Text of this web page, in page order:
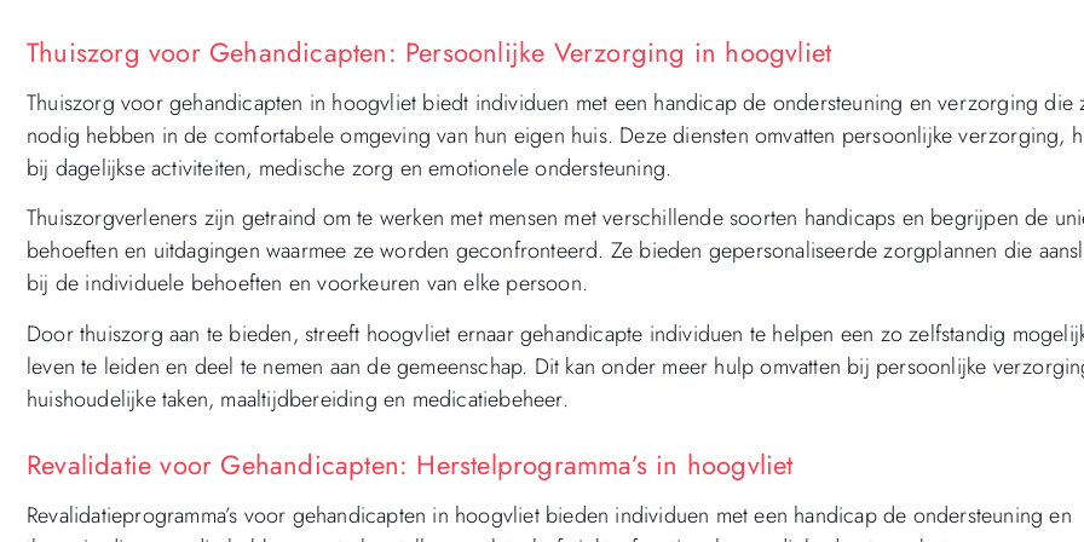
Thuiszorg voor Gehandicapten: Persoonlijke Verzorging in hoogvliet
Thuiszorg voor gehandicapten in hoogvliet biedt individuen met een handicap de ondersteuning en verzorging die
nodig hebben in de comfortabele omgeving van hun eigen huis. Deze diensten omvatten persoonlijke verzorging,
bij dagelijkse activiteiten, medische zorg en emotionele ondersteuning.
Thuiszorgverleners zijn getraind om te werken met mensen met verschillende soorten handicaps en begrijpen de
behoeften en uitdagingen waarmee ze worden geconfronteerd. Ze bieden gepersonaliseerde zorgplannen die
bij de individuele behoeften en voorkeuren van elke persoon.
Door thuiszorg aan te bieden, streeft hoogvliet ernaar gehandicapte individuen te helpen een zo zelfstandig
leven te leiden en deel te nemen aan de gemeenschap. Dit kan onder meer hulp omvatten bij persoonlijke
huishoudelijke taken, maaltijdbereiding en medicatiebeheer.
Revalidatie voor Gehandicapten: Herstelprogramma’s in hoogvliet
Revalidatieprogramma’s voor gehandicapten in hoogvliet bieden individuen met een handicap de ondersteuning en